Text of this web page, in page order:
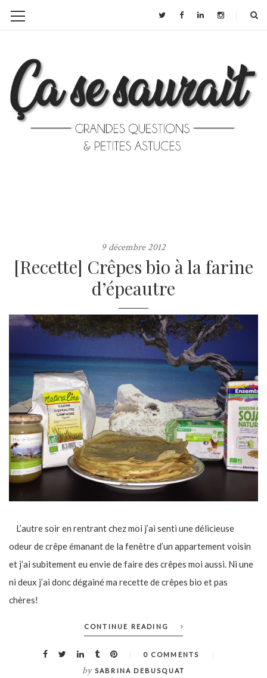
9 décembre 2012
[Recette] Crêpes bio à la farine
d’épeautre
L’autre soir en rentrant chez moi j’ai senti une délicieuse
odeur de crêpe émanant de la fenêtre d’un appartement voisin
et j’ai subitement eu envie de faire des crêpes moi aussi. Ni une
ni deux j’ai donc dégainé ma recette de crêpes bio et pas
chères!
CONTINUE READING
0 COMMENTS
by SABRINA DEBUSQUAT